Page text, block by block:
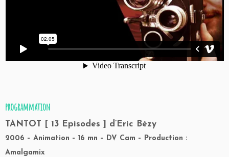
programmation
TANTOT [ 13 Episodes ] d’Eric Bézy
2006 – Animation – 16 mn – DV Cam – Production :
Amalgamix